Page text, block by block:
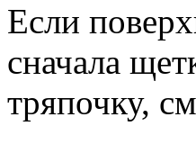
Если
сначала
тряпочку,